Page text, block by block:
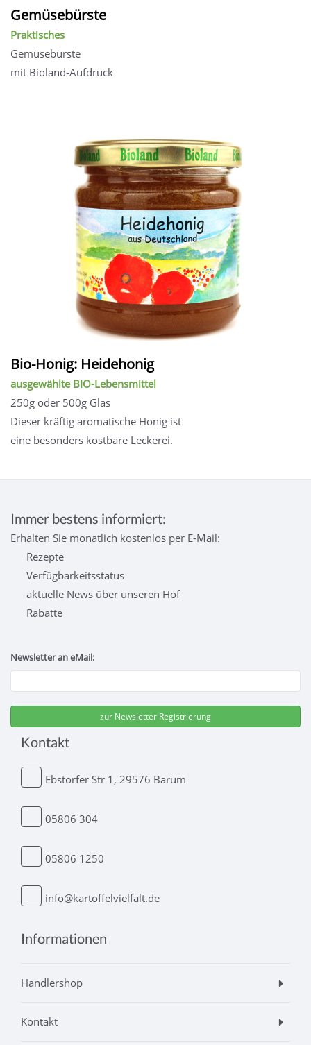
Gemüsebürste
Praktisches
Gemüsebürste
mit Bioland-Aufdruck
Bio-Honig: Heidehonig
ausgewählte BIO-Lebensmittel
250g oder 500g Glas
Dieser kräftig aromatische Honig ist
eine besonders kostbare Leckerei.
Immer bestens informiert:
Erhalten Sie monatlich kostenlos per E-Mail:
Rezepte
Verfügbarkeitsstatus
aktuelle News über unseren Hof
Rabatte
Newsletter an eMail:
Kontakt
Ebstorfer Str 1, 29576 Barum
05806 304
05806 1250
info@kartoffelvielfalt.de
Informationen
Händlershop
Kontakt